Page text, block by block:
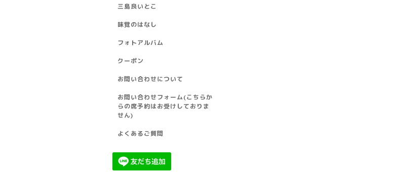
三島良いとこ
味覚のはなし
フォトアルバム
クーポン
お問い合わせについて
お問い合わせフォーム(こちらか
らの席予約はお受けしておりま
せん)
よくあるご質問